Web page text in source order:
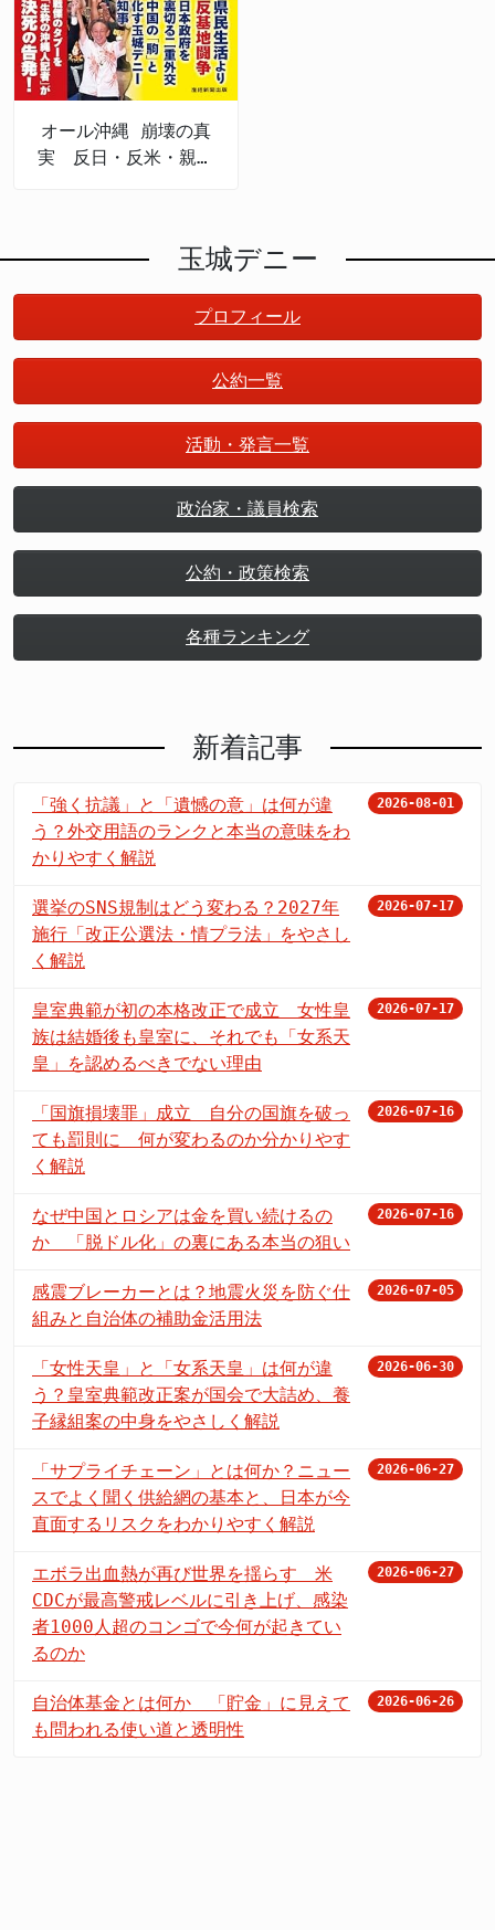
オール沖縄 崩壊の真
実 反日・反米・親中
玉城デニー
プロフィール
公約一覧
活動・発言一覧
政治家・議員検索
公約・政策検索
各種ランキング
新着記事
「強く抗議」と「遺憾の意」は何が違
う？外交用語のランクと本当の意味をわ
かりやすく解説
2026-08-01
選挙のSNS規制はどう変わる？2027年
施行「改正公選法・情プラ法」をやさし
く解説
2026-07-17
皇室典範が初の本格改正で成立 女性皇
族は結婚後も皇室に、それでも「女系天
皇」を認めるべきでない理由
2026-07-17
「国旗損壊罪」成立 自分の国旗を破っ
ても罰則に 何が変わるのか分かりやす
く解説
2026-07-16
なぜ中国とロシアは金を買い続けるの
か 「脱ドル化」の裏にある本当の狙い
2026-07-16
感震ブレーカーとは？地震火災を防ぐ仕
組みと自治体の補助金活用法
2026-07-05
「女性天皇」と「女系天皇」は何が違
う？皇室典範改正案が国会で大詰め、養
子縁組案の中身をやさしく解説
2026-06-30
「サプライチェーン」とは何か？ニュー
スでよく聞く供給網の基本と、日本が今
直面するリスクをわかりやすく解説
2026-06-27
エボラ出血熱が再び世界を揺らす 米
CDCが最高警戒レベルに引き上げ、感染
者1000人超のコンゴで今何が起きてい
るのか
2026-06-27
自治体基金とは何か 「貯金」に見えて
も問われる使い道と透明性
2026-06-26